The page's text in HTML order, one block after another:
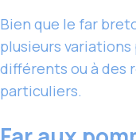
Bien que le far
plusieurs
différents ou à des
particuliers.